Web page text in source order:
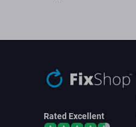
Rated Excellent